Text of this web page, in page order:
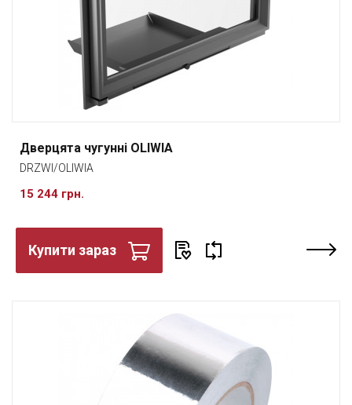
Дверцята чугунні OLIWIA
DRZWI/OLIWIA
15 244 грн.
Купити зараз